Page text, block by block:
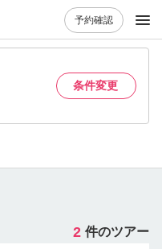
予約確認
条件変更
2 件のツアー